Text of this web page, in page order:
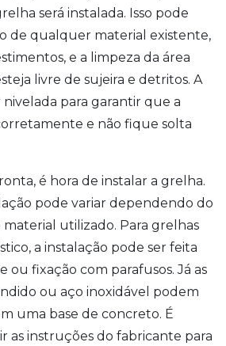
será instalada. Isso pode
de qualquer material existente,
e a limpeza da área
livre de sujeira e detritos. A
para garantir que a
e não fique solta
é hora de instalar a grelha.
pode variar dependendo do
utilizado. Para grelhas
a instalação pode ser feita
ou fixação com parafusos. Já as
ou aço inoxidável podem
uma base de concreto. É
as instruções do fabricante para